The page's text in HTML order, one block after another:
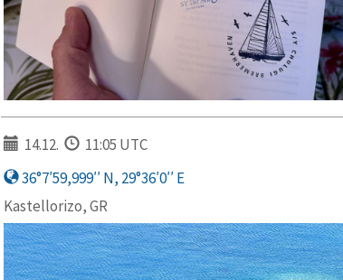
14.12.
11:05 UTC
36°7′59,999′′ N, 29°36′0′′ E
Kastellorizo, GR